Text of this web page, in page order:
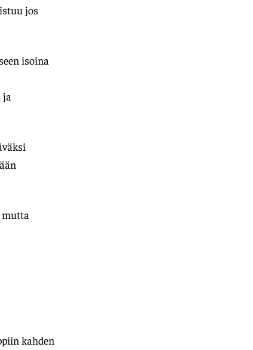
jos
isoina
ja
mutta
kahden